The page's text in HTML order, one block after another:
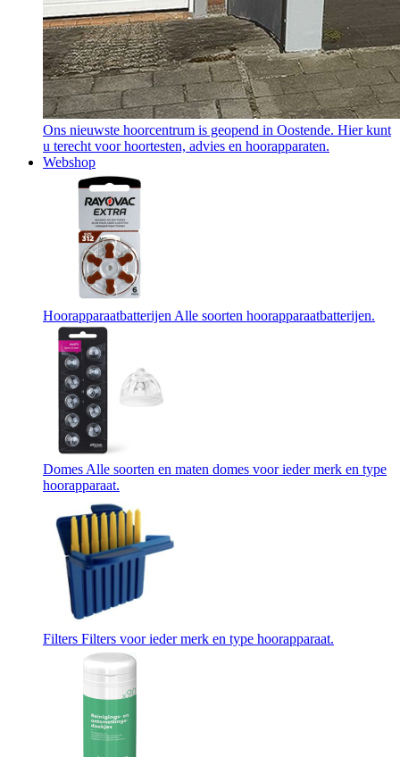
Ons nieuwste hoorcentrum is geopend in Oostende. Hier kunt
u terecht voor hoortesten, advies en hoorapparaten.
Webshop
Hoorapparaatbatterijen Alle soorten hoorapparaatbatterijen.
Domes Alle soorten en maten domes voor ieder merk en type
hoorapparaat.
Filters Filters voor ieder merk en type hoorapparaat.